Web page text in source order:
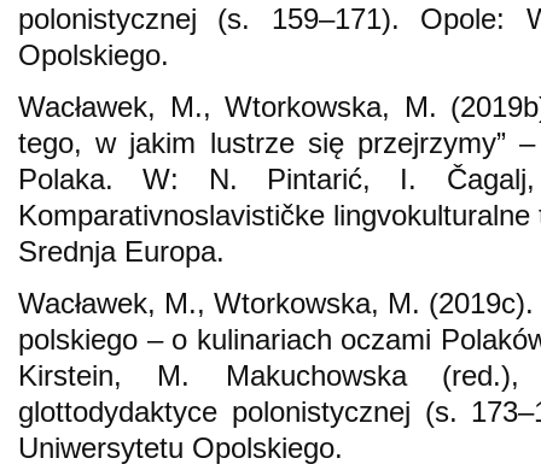
polonistycznej (s. 159–171). Opole:
Opolskiego.
Wacławek, M., Wtorkowska, M.
tego, w jakim lustrze się przejrzymy”
Polaka. W: N. Pintarić, I.
Komparativnoslavističke
Srednja Europa.
Wacławek, M., Wtorkowska, M.
polskiego – o kulinariach oczami
Kirstein, M. Makuchowska
glottodydaktyce polonistycznej (s.
Uniwersytetu Opolskiego.